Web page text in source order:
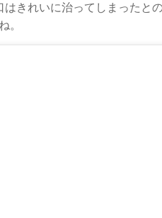
きれいに治ってしまったと
。